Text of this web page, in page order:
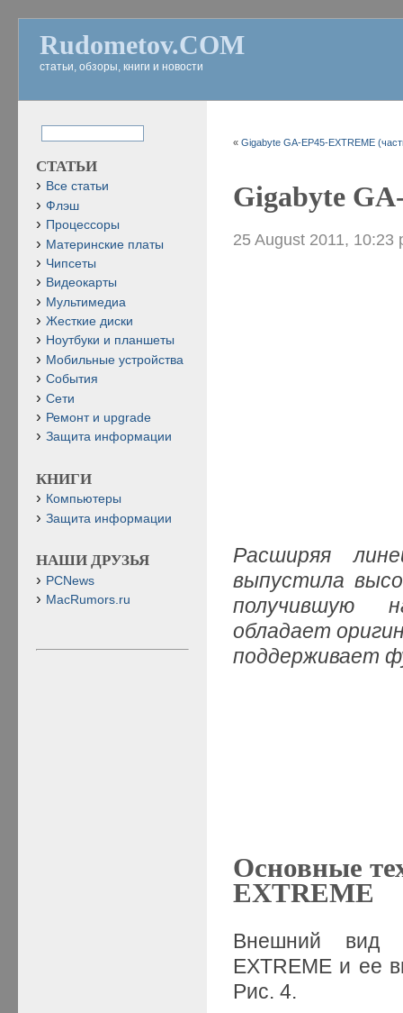
Rudometov.COM
статьи, обзоры, книги и новости
«Gigabyte GA-EP45-EXTREME
Gigabyte
25 August 2011, 10:23
Расширяя
выпустила
получившую
обладает
поддерживает
Основные
EXTREME
Внешний вид
EXTREME и ее
Рис. 4.
СТАТЬИ
Все статьи
Флэш
Процессоры
Материнские платы
Чипсеты
Видеокарты
Мультимедиа
Жесткие диски
Ноутбуки и планшеты
Мобильные устройства
События
Сети
Ремонт и upgrade
Защита информации
КНИГИ
Компьютеры
Защита информации
НАШИ ДРУЗЬЯ
PCNews
MacRumors.ru